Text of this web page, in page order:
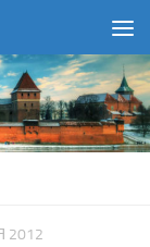
2012